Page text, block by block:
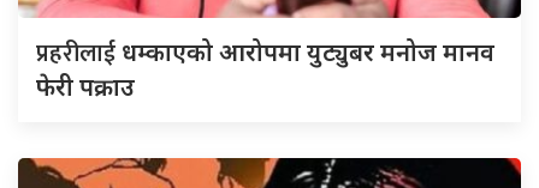
प्रहरीलाई धम्काएको आरोपमा युट्युबर मनोज मानव
फेरी पक्राउ